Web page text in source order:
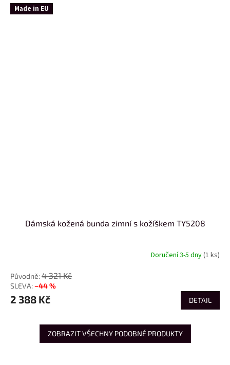
Made in EU
Dámská kožená bunda zimní s kožíškem TY5208
Doručení 3-5 dny(1 ks)
4 321 Kč
–44 %
2 388 Kč DETAIL
ZOBRAZIT VŠECHNY PODOBNÉ PRODUKTY